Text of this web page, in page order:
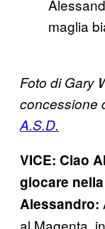
maglia
Foto di Gary
concessione
A.S.D.
VICE: Ciao
giocare
Alessandro:
al Magenta,